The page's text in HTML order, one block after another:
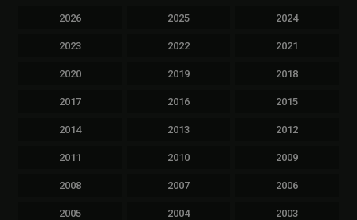
2026 2025 2024
2023 2022 2021
2020 2019 2018
2017 2016 2015
2014 2013 2012
2011 2010 2009
2008 2007 2006
2005 2004 2003